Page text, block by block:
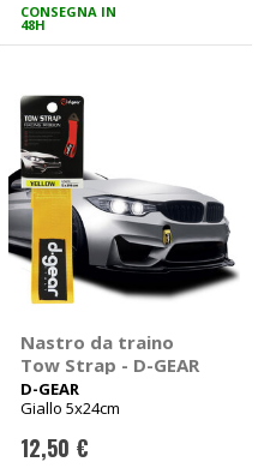
CONSEGNA IN
48H
Nastro da traino
Tow Strap - D-GEAR
D-GEAR
Giallo 5x24cm
12,50 €